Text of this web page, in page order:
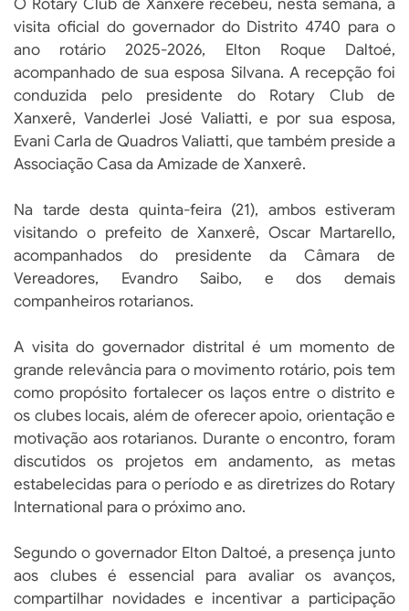
O Rotary Club de Xanxerê recebeu, nesta semana, a
visita oficial do governador do Distrito 4740 para o
ano rotário 2025-2026, Elton Roque Daltoé,
acompanhado de sua esposa Silvana. A recepção foi
conduzida pelo presidente do Rotary Club de
Xanxerê, Vanderlei José Valiatti, e por sua esposa,
Evani Carla de Quadros Valiatti, que também preside a
Associação Casa da Amizade de Xanxerê.
Na tarde desta quinta-feira (21), ambos estiveram
visitando o prefeito de Xanxerê, Oscar Martarello,
acompanhados do presidente da Câmara de
Vereadores, Evandro Saibo, e dos demais
companheiros rotarianos.
A visita do governador distrital é um momento de
grande relevância para o movimento rotário, pois tem
como propósito fortalecer os laços entre o distrito e
os clubes locais, além de oferecer apoio, orientação e
motivação aos rotarianos. Durante o encontro, foram
discutidos os projetos em andamento, as metas
estabelecidas para o período e as diretrizes do Rotary
International para o próximo ano.
Segundo o governador Elton Daltoé, a presença junto
aos clubes é essencial para avaliar os avanços,
compartilhar novidades e incentivar a participação